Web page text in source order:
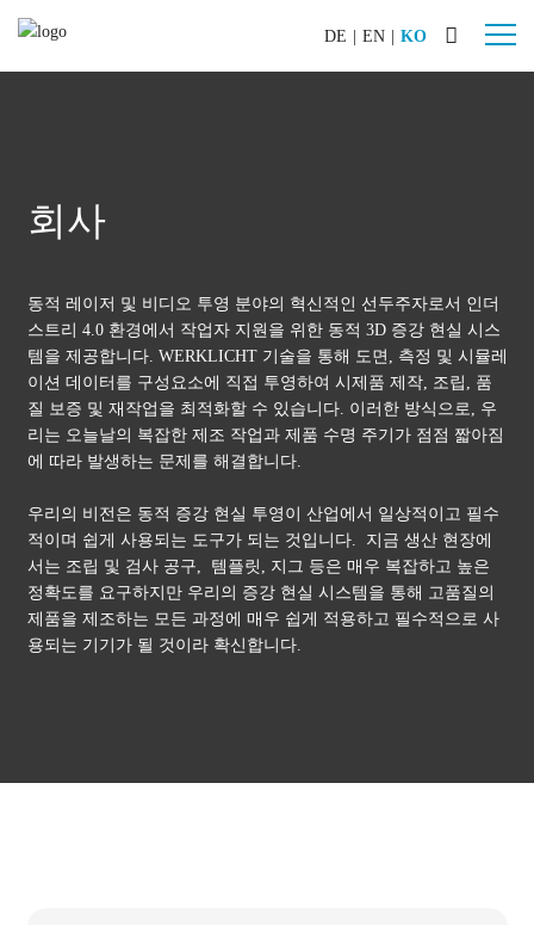
특수 건설 기계
철도 차량
제품
WERKLICHT PRO L
WERKLICHT PRO S
악세사리
회사
역량
사용 업체
DE | EN | KO
회사
동적 레이저 및 비디오 투영 분야의 혁신적인 선두주자로서 인더
스트리 4.0 환경에서 작업자 지원을 위한 동적 3D 증강 현실 시스
템을 제공합니다. WERKLICHT 기술을 통해 도면, 측정 및 시뮬레
이션 데이터를 구성요소에 직접 투영하여 시제품 제작, 조립, 품
질 보증 및 재작업을 최적화할 수 있습니다. 이러한 방식으로, 우
리는 오늘날의 복잡한 제조 작업과 제품 수명 주기가 점점 짧아짐
에 따라 발생하는 문제를 해결합니다.
우리의 비전은 동적 증강 현실 투영이 산업에서 일상적이고 필수
적이며 쉽게 사용되는 도구가 되는 것입니다. 지금 생산 현장에
서는 조립 및 검사 공구, 템플릿, 지그 등은 매우 복잡하고 높은
정확도를 요구하지만 우리의 증강 현실 시스템을 통해 고품질의
제품을 제조하는 모든 과정에 매우 쉽게 적용하고 필수적으로 사
용되는 기기가 될 것이라 확신합니다.